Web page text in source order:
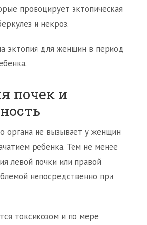
провоцирует эктопическая
и некроз.
эктопия для женщин в период
почек и
органа не вызывает у женщин
ребенка. Тем не менее
левой почки или правой
непосредственно при
токсикозом и по мере